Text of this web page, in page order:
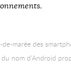
marée des
nom d’Android